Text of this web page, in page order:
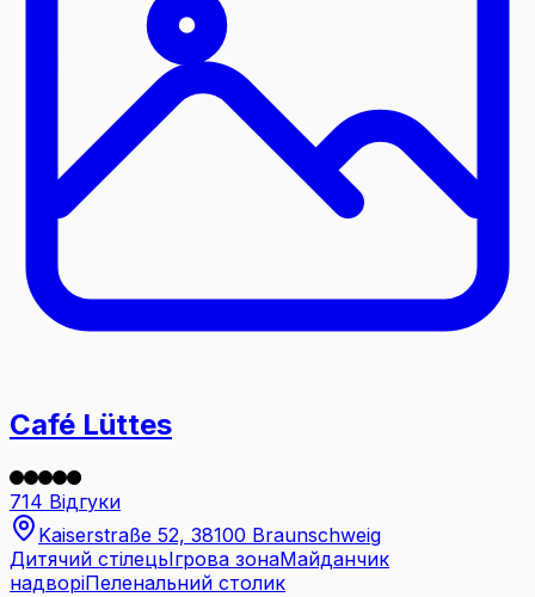
Café Lüttes
714 Відгуки
Kaiserstraße 52, 38100 Braunschweig
Дитячий стілецьІгрова зонаМайданчик
надворіПеленальний столик